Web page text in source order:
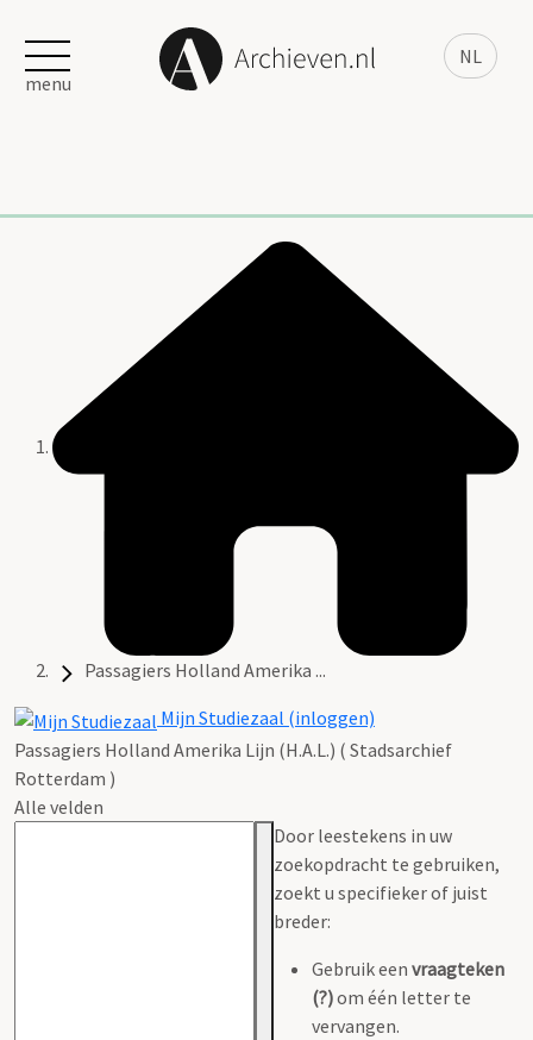
NL
menu
Passagiers Holland Amerika ...
Mijn Studiezaal (inloggen)
Passagiers Holland Amerika Lijn (H.A.L.) ( Stadsarchief
Rotterdam )
Alle velden
Door leestekens in uw
zoekopdracht te gebruiken,
zoekt u specifieker of juist
breder:
Gebruik een vraagteken
(?)om één letter te
vervangen.